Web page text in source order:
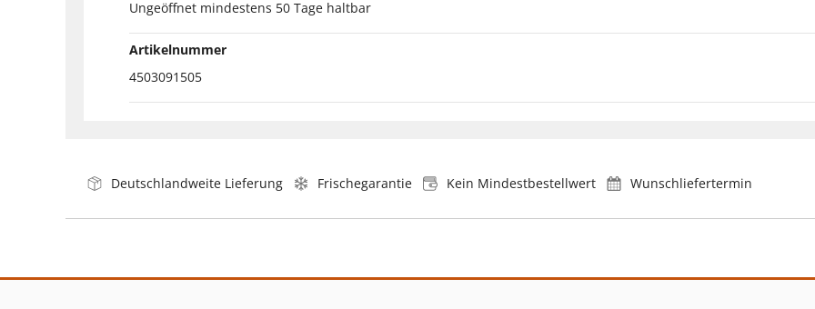
Ungeöffnet mindestens 50 Tage haltbar
Artikelnummer
4503091505
Deutschlandweite Lieferung Frischegarantie Kein Mindestbestellwert Wunschliefertermin